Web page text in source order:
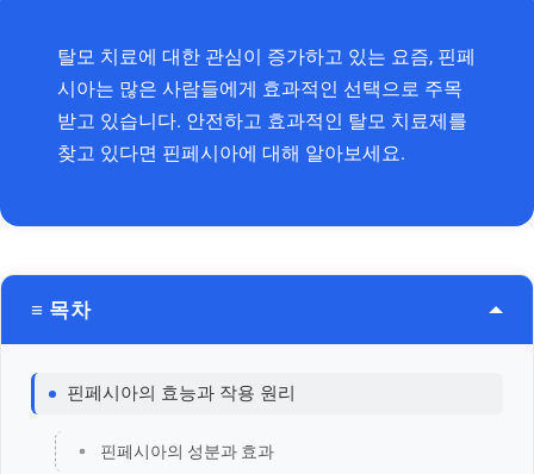
탈모 치료에 대한 관심이 증가하고 있는 요즘, 핀페
시아는 많은 사람들에게 효과적인 선택으로 주목
받고 있습니다. 안전하고 효과적인 탈모 치료제를
찾고 있다면 핀페시아에 대해 알아보세요.
≡ 목차
핀페시아의 효능과 작용 원리
핀페시아의 성분과 효과